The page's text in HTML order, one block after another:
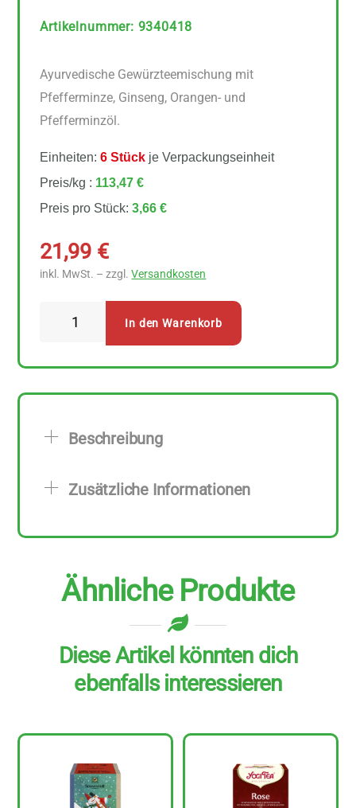
Artikelnummer: 9340418
Ayurvedische Gewürzteemischung mit
Pfefferminze, Ginseng, Orangen- und
Pfefferminzöl.
Einheiten:6 Stück je Verpackungseinheit
Preis/kg : 113,47 €
Preis pro Stück:3,66 €
21,99 €
inkl. MwSt. – zzgl.Versandkosten
In den Warenkorb
Beschreibung
Zusätzliche Informationen
Ähnliche Produkte
Diese Artikel könnten dich
ebenfalls interessieren